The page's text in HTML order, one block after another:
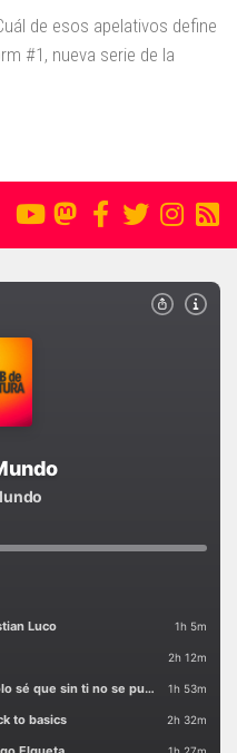
de esos apelativos define
#1, nueva serie de la